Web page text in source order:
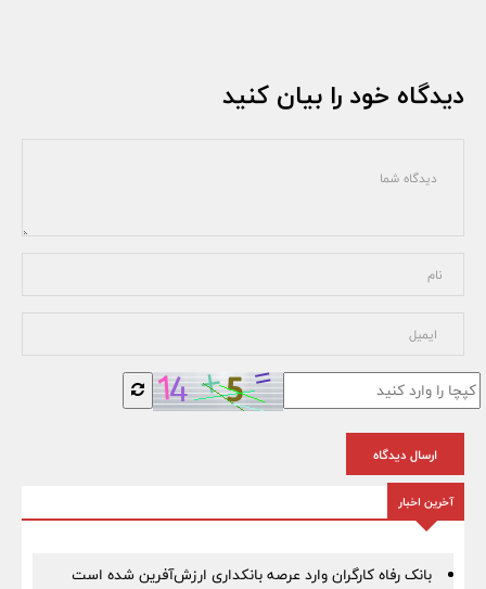
دیدگاه خود را بیان کنید
ارسال دیدگاه
آخرین اخبار
بانک رفاه کارگران وارد عرصه بانکداری ارزش‌آفرین شده است